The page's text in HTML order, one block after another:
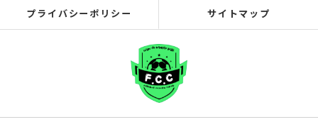
プライバシーポリシー サイトマップ